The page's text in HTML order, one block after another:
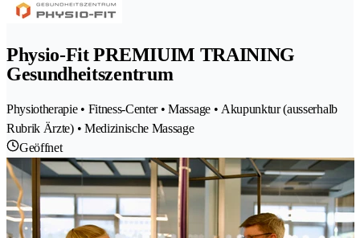
Physio-Fit PREMIUIM TRAINING
Gesundheitszentrum
Physiotherapie • Fitness-Center • Massage • Akupunktur (ausserhalb
Rubrik Ärzte) • Medizinische Massage
Geöffnet